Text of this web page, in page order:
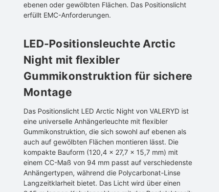
ebenen oder gewölbten Flächen. Das Positionslicht
erfüllt EMC-Anforderungen.
LED-Positionsleuchte Arctic
Night mit flexibler
Gummikonstruktion für sichere
Montage
Das Positionslicht LED Arctic Night von VALERYD ist
eine universelle Anhängerleuchte mit flexibler
Gummikonstruktion, die sich sowohl auf ebenen als
auch auf gewölbten Flächen montieren lässt. Die
kompakte Bauform (120,4 x 27,7 x 15,7 mm) mit
einem CC-Maß von 94 mm passt auf verschiedenste
Anhängertypen, während die Polycarbonat-Linse
Langzeitklarheit bietet. Das Licht wird über einen